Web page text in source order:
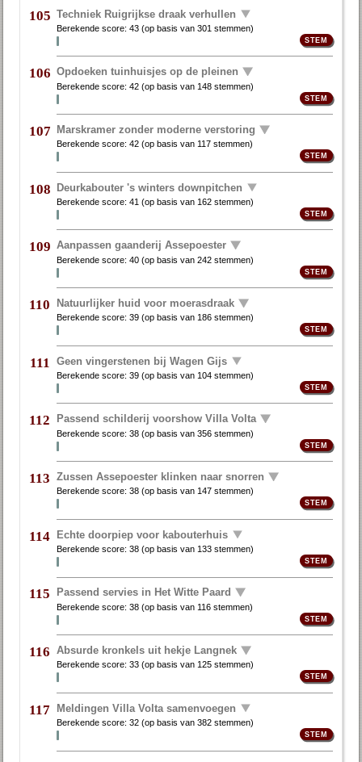
105 Techniek Ruigrijkse draak verhullen
Berekende score:43 (op basis van301 stemmen)
106 Opdoeken tuinhuisjes op de pleinen
Berekende score:42 (op basis van 148 stemmen)
107 Marskramer zonder moderne verstoring
Berekende score:42 (op basis van 117 stemmen)
108 Deurkabouter 's winters downpitchen
Berekende score:41 (op basis van 162 stemmen)
109 Aanpassen gaanderij Assepoester
Berekende score:40 (op basis van242 stemmen)
110 Natuurlijker huid voor moerasdraak
Berekende score:39 (op basis van 186 stemmen)
111 Geen vingerstenen bij Wagen Gijs
Berekende score:39 (op basis van 104 stemmen)
112 Passend schilderij voorshow Villa Volta
Berekende score:38 (op basis van356 stemmen)
113 Zussen Assepoester klinken naar snorren
Berekende score:38 (op basis van 147 stemmen)
114 Echte doorpiep voor kabouterhuis
Berekende score:38 (op basis van 133 stemmen)
115 Passend servies in Het Witte Paard
Berekende score:38 (op basis van 116 stemmen)
116 Absurde kronkels uit hekje Langnek
Berekende score:33 (op basis van125 stemmen)
117 Meldingen Villa Volta samenvoegen
Berekende score:32 (op basis van382 stemmen)